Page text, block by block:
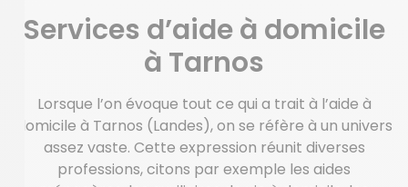
Services d’aide à domicile
à Tarnos
Lorsque l’on évoque tout ce qui a trait à l’aide à
domicile à Tarnos (Landes), on se réfère à un univers
assez vaste. Cette expression réunit diverses
professions, citons par exemple les aides